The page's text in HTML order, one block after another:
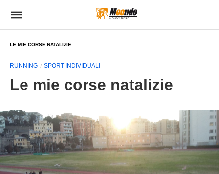
LE MIE CORSE NATALIZIE
RUNNING SPORT INDIVIDUALI
Le mie corse natalizie